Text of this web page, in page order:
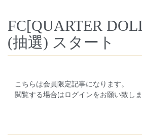
FC[QUARTER
(抽選) スタート
こちらは会員限定記事になります。
閲覧する場合はログインをお願い致しま